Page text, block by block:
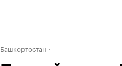
Башкортостан